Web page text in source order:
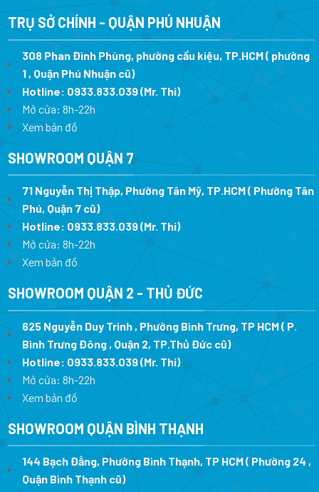
TRỤ SỞ CHÍNH - QUẬN PHÚ NHUẬN
308 Phan Đình Phùng, phường cầu kiệu, TP.HCM ( phường
1 , Quận Phú Nhuận cũ)
Hotline: 0933.833.039(Mr. Thi)
Mở cửa: 8h-22h
Xem bản đồ
SHOWROOM QUẬN 7
71 Nguyễn Thị Thập, Phường Tân Mỹ, TP.HCM ( Phường Tân
Phú, Quận 7 cũ)
Hotline: 0933.833.039(Mr. Thi)
Mở cửa: 8h-22h
Xem bản đồ
SHOWROOM QUẬN 2 - THỦ ĐỨC
625 Nguyễn Duy Trinh , Phường Bình Trưng, TP HCM ( P.
Bình Trưng Đông , Quận 2, TP.Thủ Đức cũ)
Hotline: 0933.833.039(Mr. Thi)
Mở cửa: 8h-22h
Xem bản đồ
SHOWROOM QUẬN BÌNH THẠNH
144 Bạch Đằng, Phường Bình Thạnh, TP HCM ( Phường 24 ,
Quận Bình Thạnh cũ)